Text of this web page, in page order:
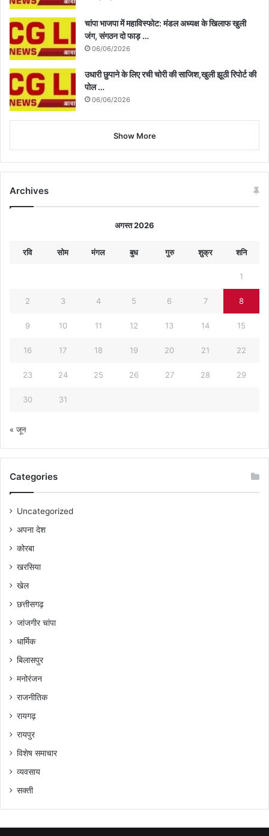
चांपा भाजपा में महाविस्फोट: मंडल अध्यक्ष के खिलाफ खुली
जंग, संगठन दो फाड़ …
06/06/2026
उधारी छुपाने के लिए रची चोरी की साजिश,खुली झूठी रिपोर्ट की
पोल …
06/06/2026
Show More
Archives
अगस्त 2026
रवि सोम मंगल बुध गुरु शुक्र शनि
1
2 3 4 5 6 7 8
9 10 11 12 13 14 15
16 17 18 19 20 21 22
23 24 25 26 27 28 29
30 31
« जून
Categories
Uncategorized
अपना देश
कोरबा
खरसिया
खेल
छत्तीसगढ़
जांजगीर चांपा
धार्मिक
बिलासपुर
मनोरंजन
राजनीतिक
रायगढ़
रायपुर
विशेष समाचार
व्यवसाय
सक्ती